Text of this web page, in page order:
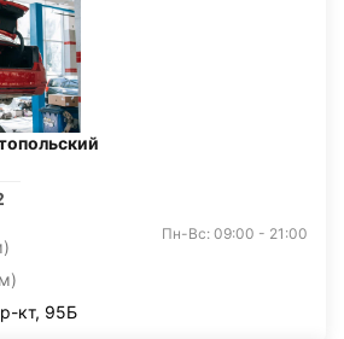
Пн-Вс: 09:00 - 21:00
кт, 95Б